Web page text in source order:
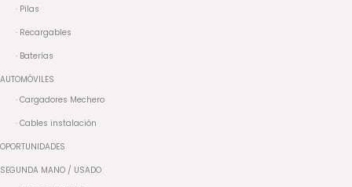
· Pilas
· Recargables
· Baterías
AUTOMÓVILES
· Cargadores Mechero
· Cables instalación
OPORTUNIDADES
SEGUNDA MANO / USADO